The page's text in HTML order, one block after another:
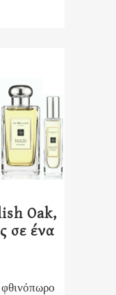
Oak,
σε ένα